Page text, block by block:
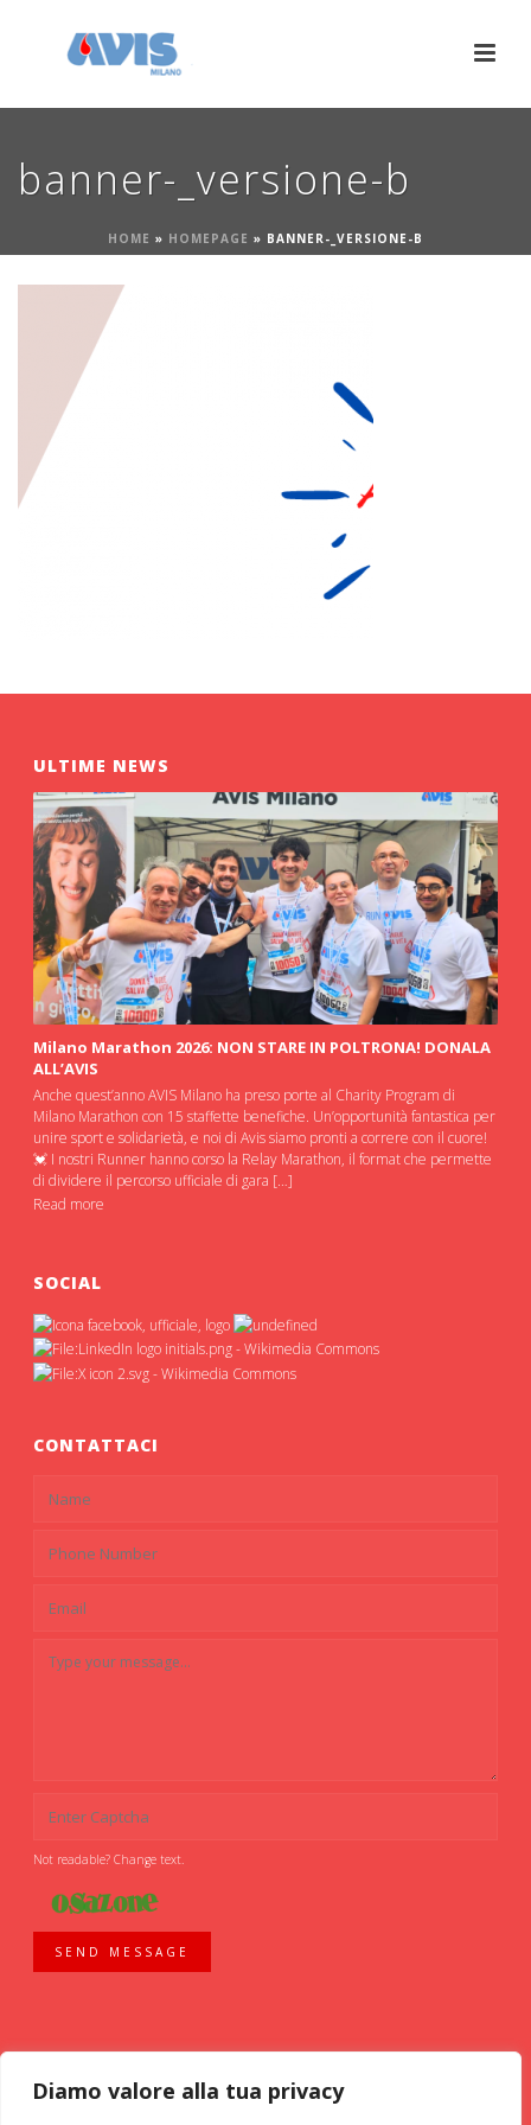
Diamo valore alla tua privacy
banner-_versione-b
HOME » HOMEPAGE » BANNER-_VERSIONE-B
ULTIME NEWS
Milano Marathon 2026: NON STARE IN POLTRONA! DONALA
ALL’AVIS
Anche quest’anno AVIS Milano ha preso porte al Charity Program di
Milano Marathon con 15 staffette benefiche. Un’opportunità fantastica per
unire sport e solidarietà, e noi di Avis siamo pronti a correre con il cuore!
💓 I nostri Runner hanno corso la Relay Marathon, il format che permette
di dividere il percorso ufficiale di gara […]
Read more
SOCIAL
CONTATTACI
Not readable? Change text.
SEND MESSAGE